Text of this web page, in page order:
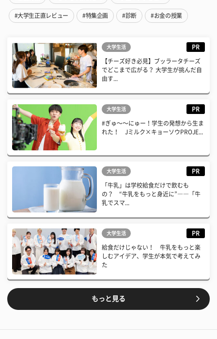
#大学生正直レビュー #特集企画 #診断 #お金の授業
大学生活 PR
【チーズ好き必見】ブッラータチーズ
でどこまで広がる？ 大学生が挑んだ自
由す...
大学生活 PR
#ぎゅ〜〜にゅー！学生の発想から生ま
れた！ Jミルク×キョーソウPROJE...
大学生活 PR
「牛乳」は学校給食だけで飲むも
の？ “牛乳をもっと身近に”――「牛
乳でスマ...
大学生活 PR
給食だけじゃない！ 牛乳をもっと楽
しむアイデア、学生が本気で考えてみ
た
もっと見る